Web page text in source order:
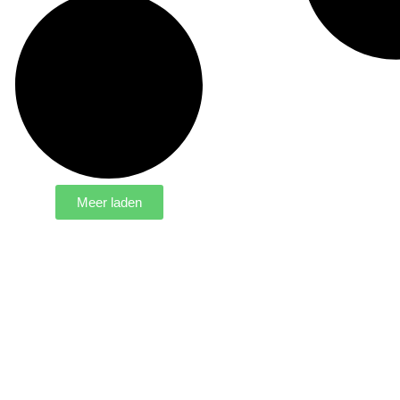
Meer laden